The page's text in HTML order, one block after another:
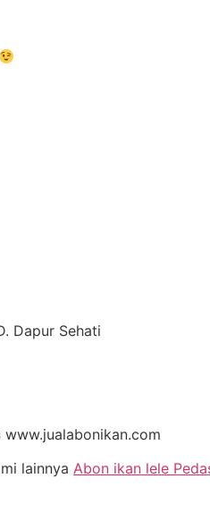
Dapur Sehati
www.jualabonikan.com
lainnya Abon ikan lele